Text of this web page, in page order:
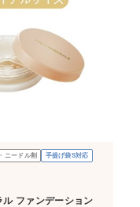
ニードル割
手提げ袋S対応
ル ファンデーション